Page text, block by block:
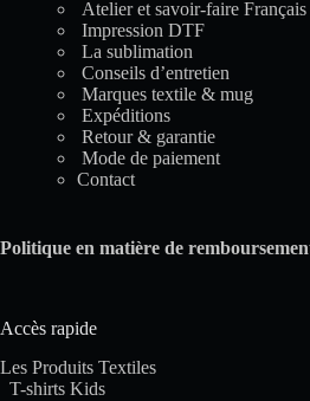
Atelier et savoir-faire Français
Impression DTF
La sublimation
Conseils d’entretien
Marques textile & mug
Expéditions
Retour & garantie
Mode de paiement
Contact
Politique en matière de
Accès rapide
Les Produits Textiles
T-shirts Kids